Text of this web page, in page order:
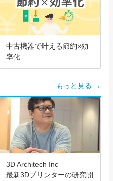
中古機器で叶える節約×効
率化
もっと見る →
3D Architech Inc
最新3Dプリンターの研究開